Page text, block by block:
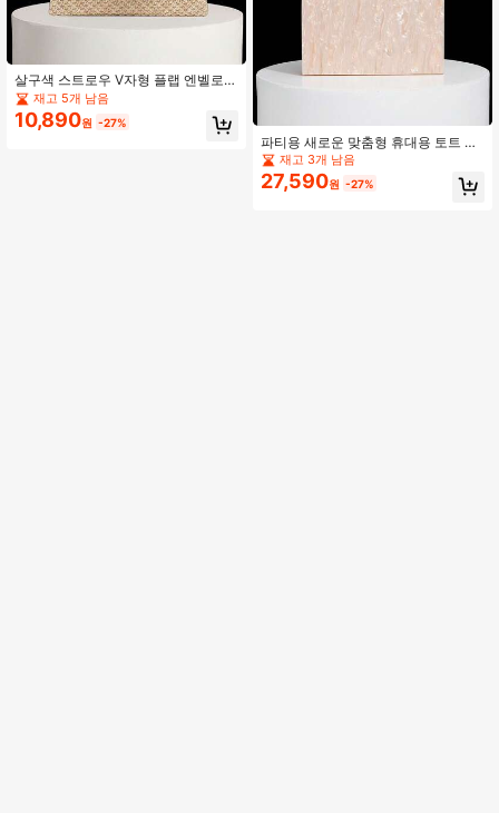
살구색 스트로우 V자형 플랩 엔벨로프
백, 파티, 로맨틱 웨딩, 봄/여름 체인 숄
더백, 신부 가방, 정식 볼 클러치, 우아
한 이브닝 드레스 백, 파티 웨딩 디너/
재고 5개 남음
10,890원 -27%
파티용 새로운 맞춤형 휴대용 토트 아
크릴 백, 로맨틱 웨딩, 봄/여름 체인 숄
더백, 신부 백, 공식 프롬 클러치, 우아
한 이브닝 드레스 백, 파티 웨딩 프롬
재고 3개 남음
27,590원 -27%